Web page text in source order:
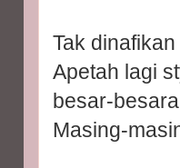
Tak
Apetah lagi
besar-
Masing-